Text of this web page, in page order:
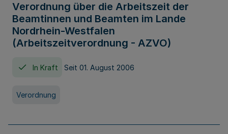
Verordnung über die Arbeitszeit der
Beamtinnen und Beamten im Lande
Nordrhein-Westfalen
(Arbeitszeitverordnung - AZVO)
In Kraft Seit 01. August 2006
Verordnung